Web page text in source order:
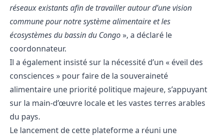
réseaux existants afin de travailler autour d’une vision
commune pour notre système alimentaire et les
écosystèmes du bassin du Congo», a déclaré le
coordonnateur.
Il a également insisté sur la nécessité d’un « éveil des
consciences » pour faire de la souveraineté
alimentaire une priorité politique majeure, s’appuyant
sur la main-d’œuvre locale et les vastes terres arables
du pays.
Le lancement de cette plateforme a réuni une